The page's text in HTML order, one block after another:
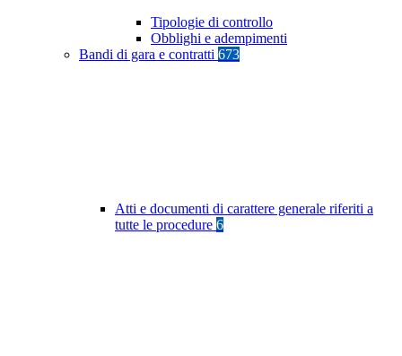
Tipologie di controllo
Obblighi e adempimenti
Bandi di gara e contratti 673
Atti e documenti di carattere generale riferiti a
tutte le procedure 6